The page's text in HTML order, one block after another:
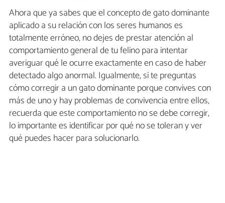
Ahora que ya sabes que el concepto de gato dominante
aplicado a su relación con los seres humanos es
totalmente erróneo, no dejes de prestar atención al
comportamiento general de tu felino para intentar
averiguar qué le ocurre exactamente en caso de haber
detectado algo anormal. Igualmente, si te preguntas
cómo corregir a un gato dominante porque convives con
más de uno y hay problemas de convivencia entre ellos,
recuerda que este comportamiento no se debe corregir,
lo importante es identificar por qué no se toleran y ver
qué puedes hacer para solucionarlo.